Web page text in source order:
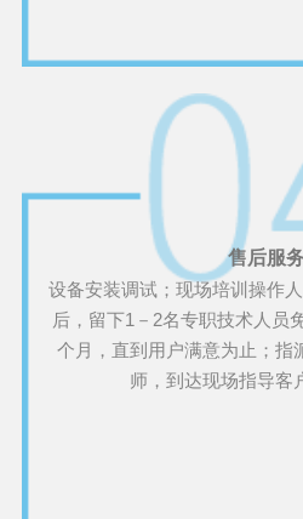
售后服
设备安装调试；现场培训操作
后，留下1－2名专职技术人员
个月，直到用户满意为止；指
师，到达现场指导客